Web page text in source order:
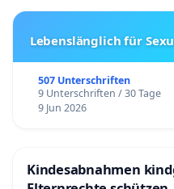
Lebenslänglich für
507 Unterschriften
9 Unterschriften / 30 Tage
9 Jun 2026
Kindesabnahmen